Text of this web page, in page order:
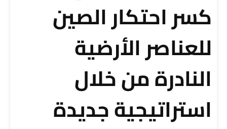
كسر احتكار الصين
للعناصر الأرضية
النادرة من خلال
استراتيجية جديدة